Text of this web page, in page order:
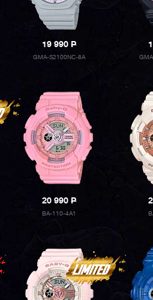
19 990P
GMA-S2100NC-8A
20 990P
BA-110-4A1